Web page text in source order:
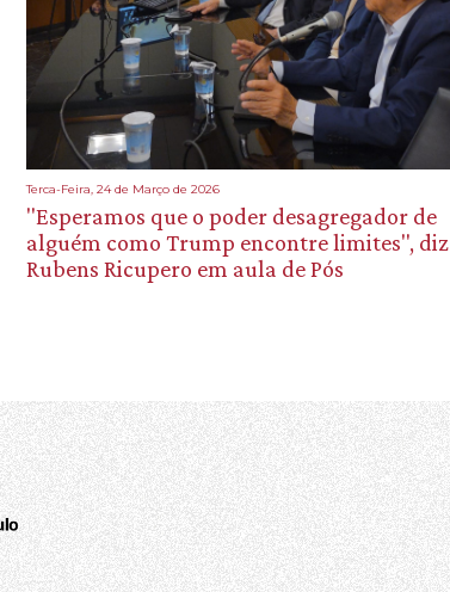
Terca-Feira, 24 de Março de 2026
"Esperamos que o poder desagregador de
alguém como Trump encontre limites", diz
Rubens Ricupero em aula de Pós